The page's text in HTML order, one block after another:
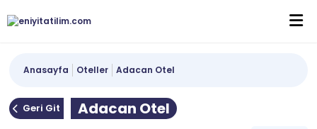
Anasayfa Oteller Adacan Otel
Geri Git
Adacan Otel